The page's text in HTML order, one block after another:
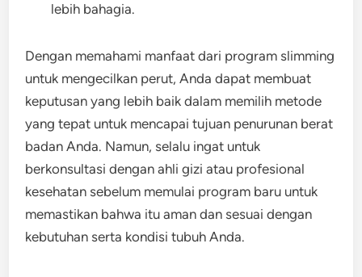
lebih bahagia.
Dengan memahami manfaat dari program slimming
untuk mengecilkan perut, Anda dapat membuat
keputusan yang lebih baik dalam memilih metode
yang tepat untuk mencapai tujuan penurunan berat
badan Anda. Namun, selalu ingat untuk
berkonsultasi dengan ahli gizi atau profesional
kesehatan sebelum memulai program baru untuk
memastikan bahwa itu aman dan sesuai dengan
kebutuhan serta kondisi tubuh Anda.